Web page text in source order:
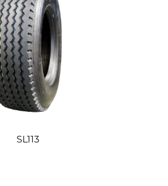
SL113